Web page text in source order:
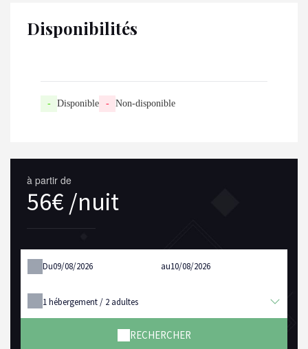
Disponibilités
- Disponible - Non-disponible
à partir de
56€ /nuit
Du au
1hébergement / 2 adultes
RECHERCHER